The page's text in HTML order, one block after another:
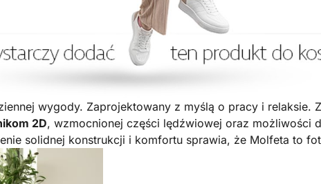
wygody. Zaprojektowany z myślą o pracy i relaksie.
2D, wzmocnionej części lędźwiowej oraz możliwości
solidnej konstrukcji i komfortu sprawia, że Molfeta to